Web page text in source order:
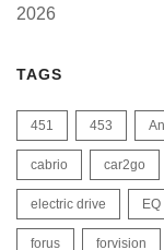
2026
TAGS
451 453
cabrio car2go
electric drive EQ
forus forvision